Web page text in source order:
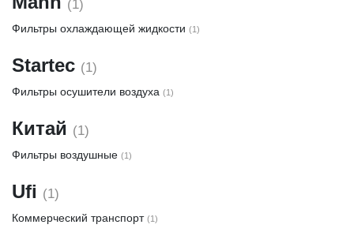
(1)
Фильтры охлаждающей жидкости (1)
Startec (1)
Фильтры осушители воздуха (1)
Китай (1)
Фильтры воздушные (1)
Ufi (1)
Коммерческий транспорт (1)